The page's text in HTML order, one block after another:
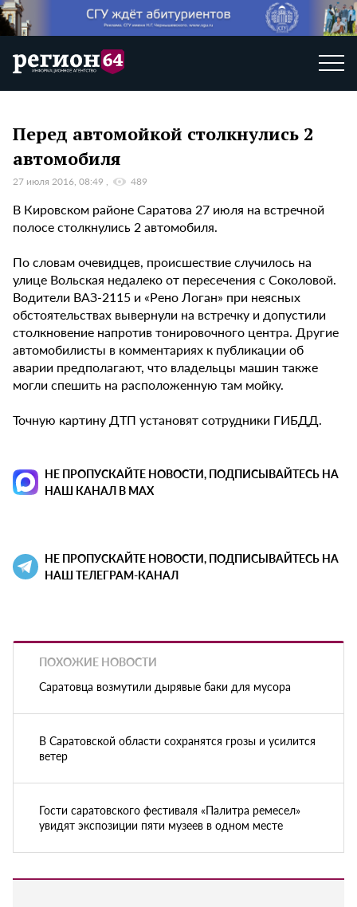
Перед автомойкой столкнулись 2
автомобиля
27 июля 2016, 08:49 489
В Кировском районе Саратова 27 июля на встречной
полосе столкнулись 2 автомобиля.
По словам очевидцев, происшествие случилось на
улице Вольская недалеко от пересечения с Соколовой.
Водители ВАЗ-2115 и «Рено Логан» при неясных
обстоятельствах вывернули на встречку и допустили
столкновение напротив тонировочного центра. Другие
автомобилисты в комментариях к публикации об
аварии предполагают, что владельцы машин также
могли спешить на расположенную там мойку.
Точную картину ДТП установят сотрудники ГИБДД.
НЕ ПРОПУСКАЙТЕ НОВОСТИ, ПОДПИСЫВАЙТЕСЬ НА
НАШ КАНАЛ В MAX
НЕ ПРОПУСКАЙТЕ НОВОСТИ, ПОДПИСЫВАЙТЕСЬ НА
НАШ ТЕЛЕГРАМ-КАНАЛ
ПОХОЖИЕ НОВОСТИ
Саратовца возмутили дырявые баки для мусора
В Саратовской области сохранятся грозы и усилится
ветер
Гости саратовского фестиваля «Палитра ремесел»
увидят экспозиции пяти музеев в одном месте